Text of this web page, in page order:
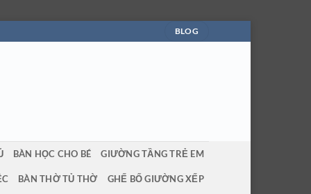
BLOG
BÀN HỌC CHO BÉ GIƯỜNG TẦNG TRẺ EM
BÀN THỜ TỦ THỜ GHẾ BỐ GIƯỜNG XẾP